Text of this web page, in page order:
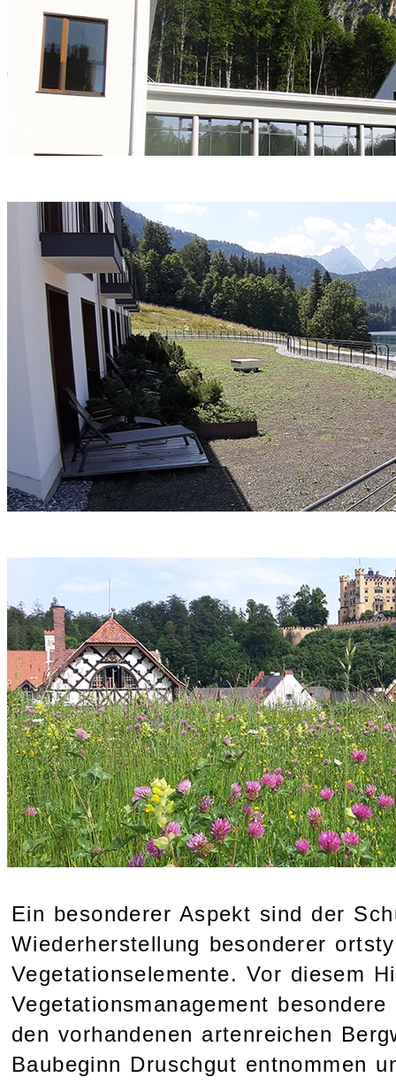
Ein besonderer Aspekt sind der
Wiederherstellung besonderer
Vegetationselemente. Vor diesem
Vegetationsmanagement
den vorhandenen artenreichen
Baubeginn Druschgut entnommen